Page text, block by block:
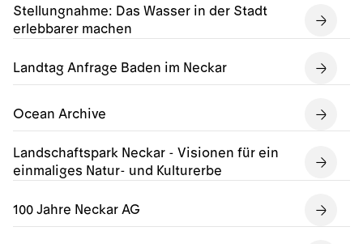
Stellungnahme: Das Wasser in der Stadt
erlebbarer machen
Landtag Anfrage Baden im Neckar
Ocean Archive
Landschaftspark Neckar - Visionen für ein
einmaliges Natur- und Kulturerbe
100 Jahre Neckar AG